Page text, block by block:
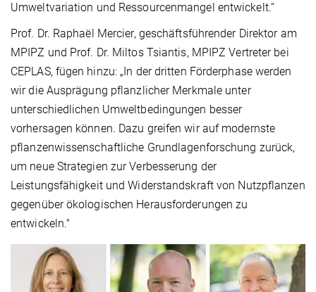
Umweltvariation und Ressourcenmangel entwickelt.“
Prof. Dr. Raphaël Mercier, geschäftsführender Direktor am
MPIPZ und Prof. Dr. Miltos Tsiantis, MPIPZ Vertreter bei
CEPLAS, fügen hinzu: „In der dritten Förderphase werden
wir die Ausprägung pflanzlicher Merkmale unter
unterschiedlichen Umweltbedingungen besser
vorhersagen können. Dazu greifen wir auf modernste
pflanzenwissenschaftliche Grundlagenforschung zurück,
um neue Strategien zur Verbesserung der
Leistungsfähigkeit und Widerstandskraft von Nutzpflanzen
gegenüber ökologischen Herausforderungen zu
entwickeln."